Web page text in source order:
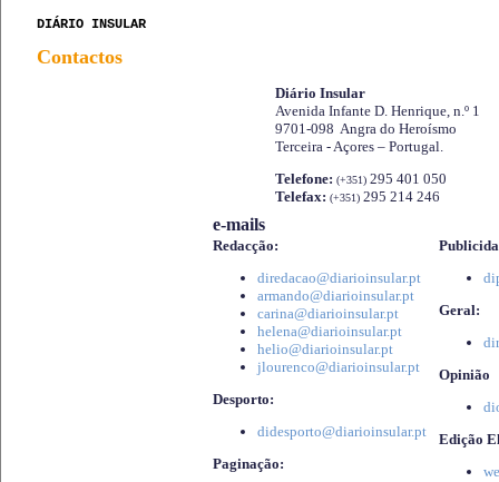
DIÁRIO INSULAR
Contactos
Diário Insular
Avenida Infante D. Henrique, n.º 1
9701-098 Angra do Heroísmo
Terceira - Açores – Portugal.
Telefone: (+351) 295 401 050
Telefax: (+351) 295 214 246
e-mails
Redacção:
diredacao@diarioinsular.pt
armando@diarioinsular.pt
carina@diarioinsular.pt
helena@diarioinsular.pt
helio@diarioinsular.pt
jlourenco@diarioinsular.pt
Desporto:
didesporto@diarioinsular.pt
Paginação:
Geral:
Opinião
Edição